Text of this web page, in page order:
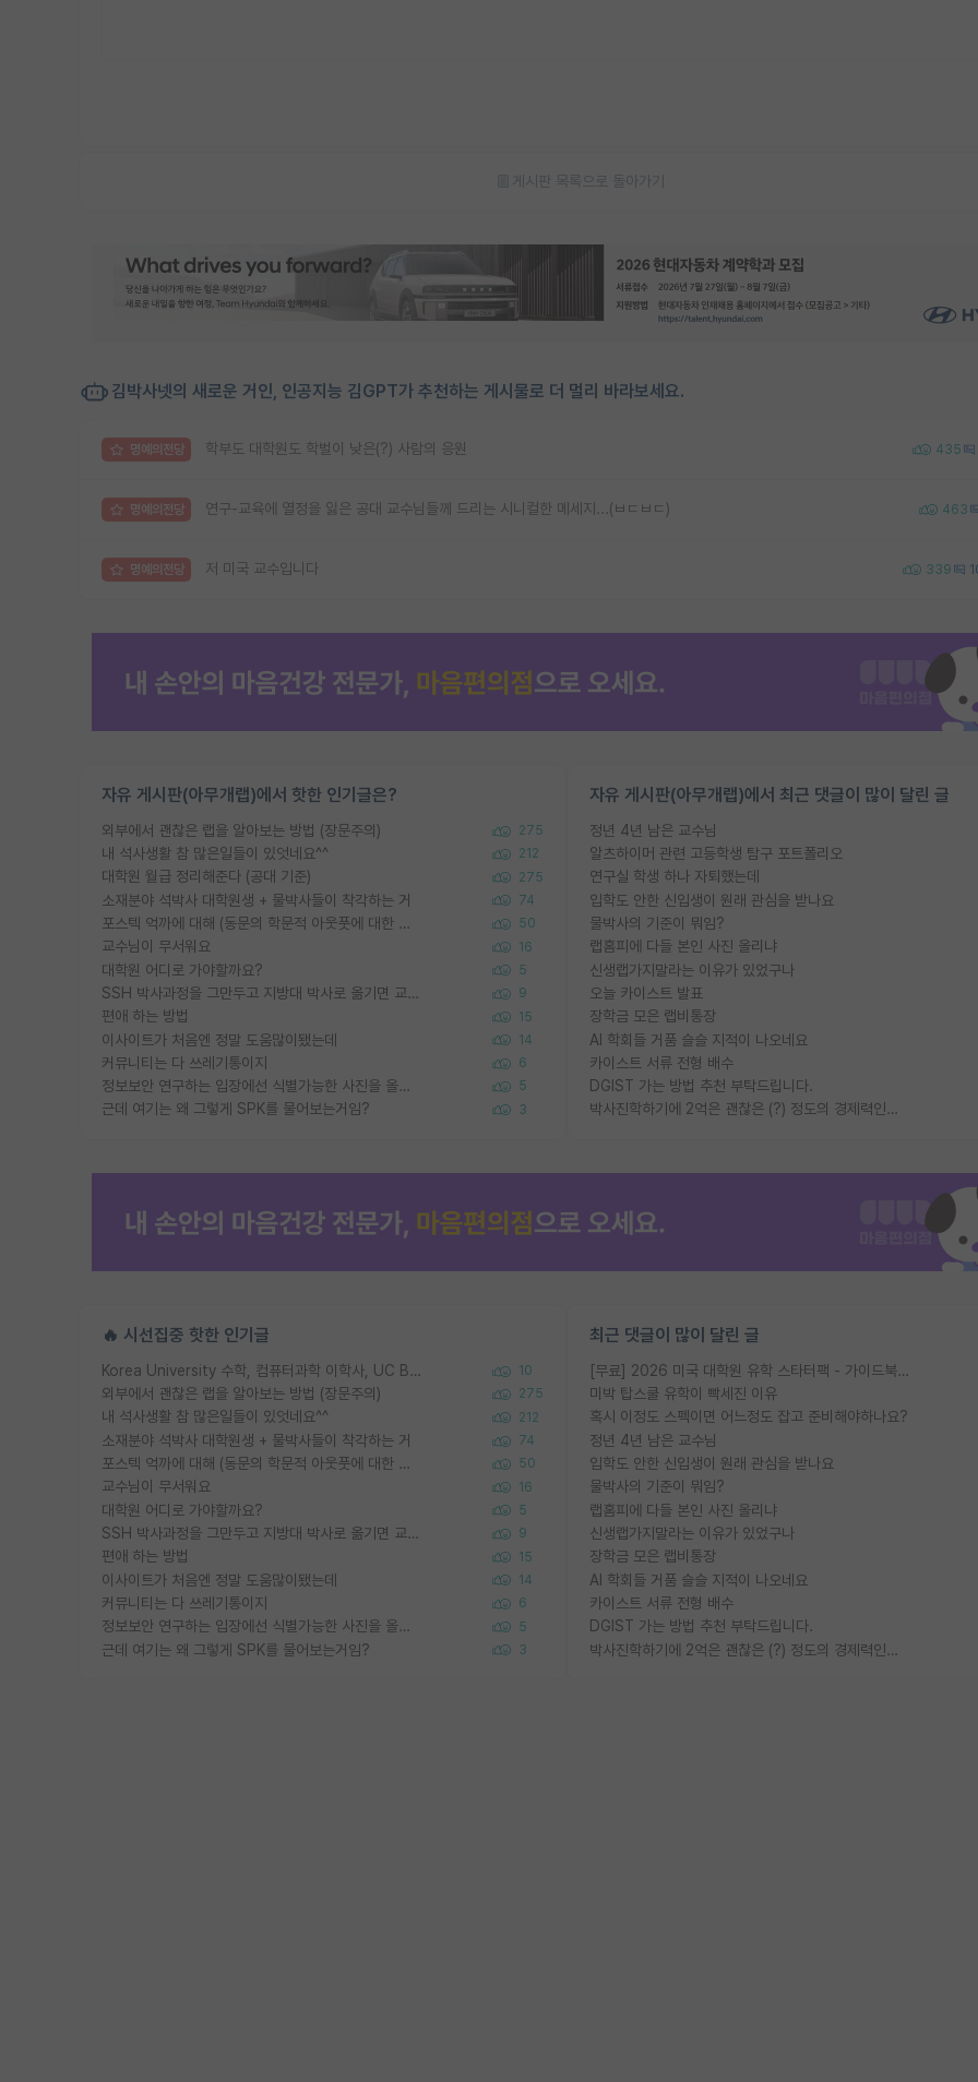
게시판 목록으로 돌아가기
김박사넷의 새로운 거인, 인공지능 김GPT가 추천하는 게시물로 더 멀리 바라보세요.
명예의전당 학부도 대학원도 학벌이 낮은(?) 사람의 응원 435
명예의전당 연구-교육에 열정을 잃은 공대 교수님들께 드리는 시니컬한 메세지...(ㅂㄷㅂㄷ) 463
명예의전당 저 미국 교수입니다 339
자유 게시판(아무개랩)에서 핫한 인기글은?
외부에서 괜찮은 랩을 알아보는 방법 (장문주의) 275
내 석사생활 참 많은일들이 있엇네요^^ 212
대학원 월급 정리해준다 (공대 기준) 275
소재분야 석박사 대학원생 + 물박사들이 착각하는 거 74
포스텍 억까에 대해 (동문의 학문적 아웃풋에 대한 반박) 50
교수님이 무서워요 16
대학원 어디로 가야할까요? 5
SSH 박사과정을 그만두고 지방대 박사로 옮기면 교수의 꿈은 끝일까요? 9
편애 하는 방법 15
이사이트가 처음엔 정말 도움많이됐는데 14
커뮤니티는 다 쓰레기통이지 6
정보보안 연구하는 입장에선 식별가능한 사진을 올리는건 비추이긴함 5
근데 여기는 왜 그렇게 SPK를 물어보는거임? 3
자유 게시판(아무개랩)에서 최근 댓글이 많이 달린 글
정년 4년 남은 교수님
알츠하이머 관련 고등학생 탐구 포트폴리오
연구실 학생 하나 자퇴했는데
입학도 안한 신입생이 원래 관심을 받나요
물박사의 기준이 뭐임?
랩홈피에 다들 본인 사진 올리냐
신생랩가지말라는 이유가 있었구나
오늘 카이스트 발표
장학금 모은 랩비통장
AI 학회들 거품 슬슬 지적이 나오네요
카이스트 서류 전형 배수
DGIST 가는 방법 추천 부탁드립니다.
박사진학하기에 2억은 괜찮은 (?) 정도의 경제력인가요
🔥 시선집중 핫한 인기글
Korea University 수학, 컴퓨터과학 이학사, UC Berkeley 산업공학 대학원 공학박사가 되는 것은 쉽지 않겠죠? 10
외부에서 괜찮은 랩을 알아보는 방법 (장문주의) 275
내 석사생활 참 많은일들이 있엇네요^^ 212
소재분야 석박사 대학원생 + 물박사들이 착각하는 거 74
포스텍 억까에 대해 (동문의 학문적 아웃풋에 대한 반박) 50
교수님이 무서워요 16
대학원 어디로 가야할까요? 5
SSH 박사과정을 그만두고 지방대 박사로 옮기면 교수의 꿈은 끝일까요? 9
편애 하는 방법 15
이사이트가 처음엔 정말 도움많이됐는데 14
커뮤니티는 다 쓰레기통이지 6
정보보안 연구하는 입장에선 식별가능한 사진을 올리는건 비추이긴함 5
근데 여기는 왜 그렇게 SPK를 물어보는거임? 3
최근 댓글이 많이 달린 글
[무료] 2026 미국 대학원 유학 스타터팩 - 가이드북 & 합격자 컨택메일 템플릿
미박 탑스쿨 유학이 빡세진 이유
혹시 이정도 스펙이면 어느정도 잡고 준비해야하나요?
정년 4년 남은 교수님
입학도 안한 신입생이 원래 관심을 받나요
물박사의 기준이 뭐임?
랩홈피에 다들 본인 사진 올리냐
신생랩가지말라는 이유가 있었구나
장학금 모은 랩비통장
AI 학회들 거품 슬슬 지적이 나오네요
카이스트 서류 전형 배수
DGIST 가는 방법 추천 부탁드립니다.
박사진학하기에 2억은 괜찮은 (?) 정도의 경제력인가요